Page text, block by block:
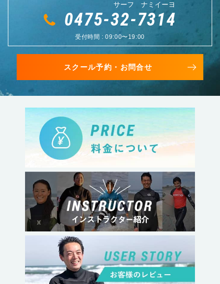
サーフ ナミイーヨ
0475-32-7314
受付時間 : 09:00〜19:00
スクール予約・お問合せ